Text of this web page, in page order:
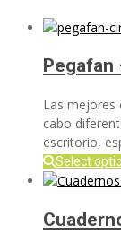
Pegafan
Las mejores
cabo
escritorio,
Select